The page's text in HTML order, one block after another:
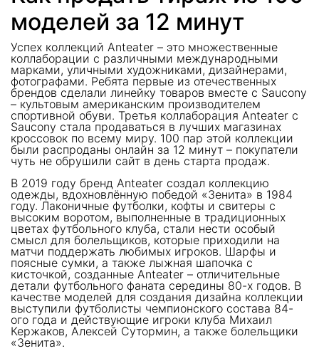
моделей за 12 минут
Успех коллекций Anteater – это множественные
коллаборации с различными международными
марками, уличными художниками, дизайнерами,
фотографами. Ребята первые из отечественных
брендов сделали линейку товаров вместе с Saucony
– культовым американским производителем
спортивной обуви. Третья коллаборация Anteater с
Saucony стала продаваться в лучших магазинах
кроссовок по всему миру. 100 пар этой коллекции
были распроданы онлайн за 12 минут – покупатели
чуть не обрушили сайт в день старта продаж.
В 2019 году бренд Anteater создал коллекцию
одежды, вдохновлённую победой «Зенита» в 1984
году. Лаконичные футболки, кофты и свитеры с
высоким воротом, выполненные в традиционных
цветах футбольного клуба, стали нести особый
смысл для болельщиков, которые приходили на
матчи поддержать любимых игроков. Шарфы и
поясные сумки, а также лыжная шапочка с
кисточкой, созданные Anteater – отличительные
детали футбольного фаната середины 80-х годов. В
качестве моделей для создания дизайна коллекции
выступили футболисты чемпионского состава 84-
ого года и действующие игроки клуба Михаил
Кержаков, Алексей Сутормин, а также болельщики
«Зенита».